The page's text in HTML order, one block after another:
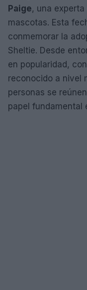
Paige, una
mascotas. Esta
conmemorar la
Sheltie. Desde
en popularidad,
reconocido a nivel
personas se
papel fundamental